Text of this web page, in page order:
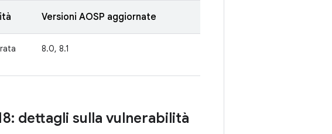
Versioni AOSP aggiornate
8.0, 8.1
dettagli sulla vulnerabilità